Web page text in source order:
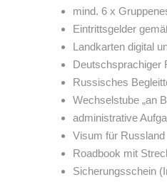
mind. 6 x
Eintrittsgelder
Landkarten digital
Deutschsprachiger
Russisches
Wechselstube „an
administrative
Visum für Russland
Roadbook mit
Sicherungsschein